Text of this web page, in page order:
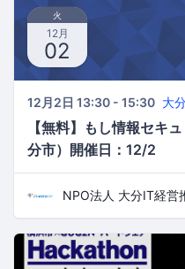
火
12月
02
12月2日 13:30 - 15:30 大
【無料】もし情報セキ
分市）開催日：12/2
NPO法人 大分IT経営